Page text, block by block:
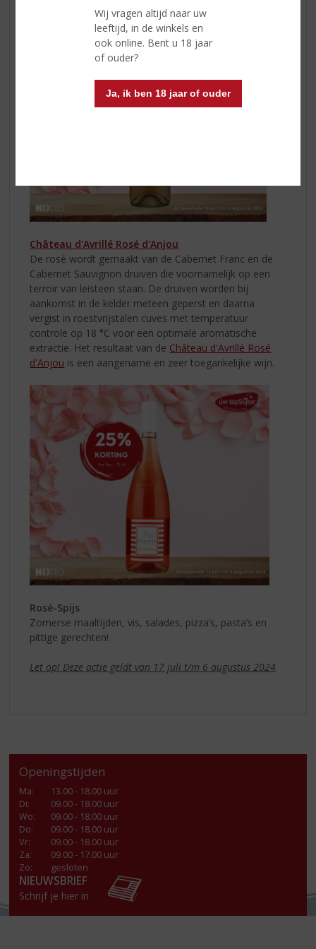
Wij vragen altijd naar uw
leeftijd, in de winkels en
ook online. Bent u 18 jaar
of ouder?
Ja, ik ben 18 jaar of ouder
Château d'Avrillé Rosé d'Anjou
De rosé wordt gemaakt van de Cabernet Franc en de
Cabernet Sauvignon druiven die voornamelijk op een
terroir van leisteen staan. De druiven worden bij
aankomst in de kelder meteen geperst en daarna
vergist in roestvrijstalen cuves met temperatuur
controle op 18 °C voor een optimale aromatische
extractie. Het resultaat van de Château d'Avrillé Rosé
d'Anjou is een aangename en zeer toegankelijke wijn.
Rosé-Spijs
Zomerse maaltijden, vis, salades, pizza’s, pasta’s en
pittige gerechten!
Let op! Deze actie geldt van 17 juli t/m 6 augustus 2024
Openingstijden
Ma:
13.00 - 18.00 uur
Di:
09.00 - 18.00 uur
Wo:
09.00 - 18.00 uur
Do:
09.00 - 18.00 uur
Vr:
09.00 - 18.00 uur
Za:
09.00 - 17.00 uur
Zo:
gesloten
NIEUWSBRIEF
Schrijf je hier in